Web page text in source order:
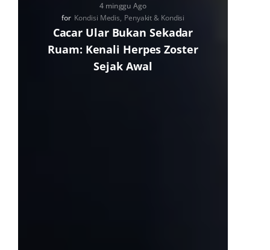
4 minggu Ago
for Kondisi Medis Penyakit & Kondisi
Cacar Ular Bukan Sekadar
Ruam: Kenali Herpes Zoster
Sejak Awal